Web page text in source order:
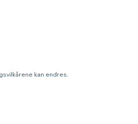
kan endres.